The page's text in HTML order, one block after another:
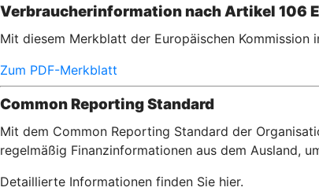
Verbraucherinformation nach Artikel 106
Mit diesem Merkblatt der Europäischen Kommission
Zum PDF-Merkblatt
Common Reporting Standard
Mit dem Common Reporting Standard der
regelmäßig Finanzinformationen aus dem Ausland,
Detaillierte Informationen finden Sie hier.